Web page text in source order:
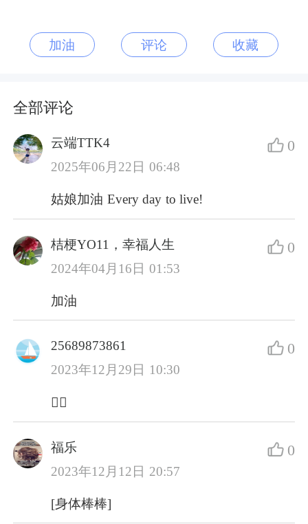
加油 评论 收藏
全部评论
云端TTK4
2025年06月22日 06:48
0
姑娘加油 Every day to live!
桔梗YO11，幸福人生
2024年04月16日 01:53
0
加油
25689873861
2023年12月29日 10:30
0
✊🏻
福乐
2023年12月12日 20:57
0
[身体棒棒]